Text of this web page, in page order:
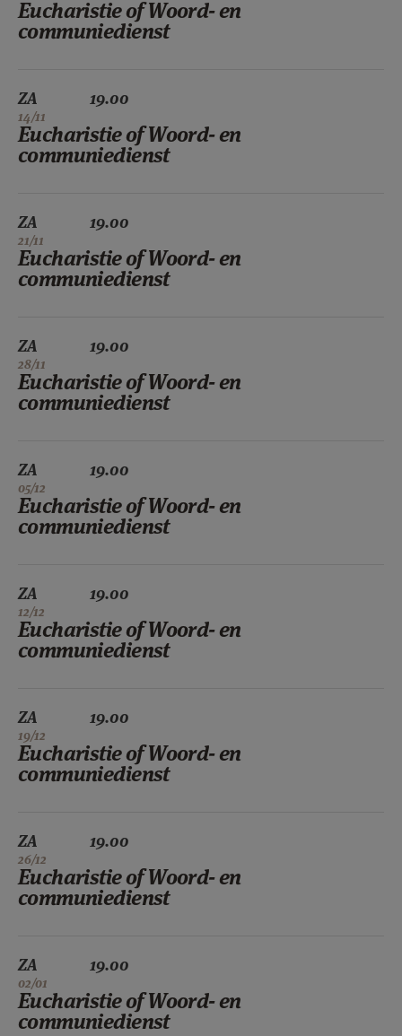
Eucharistie of Woord- en
communiedienst
ZA
14/11
19.00
Eucharistie of Woord- en
communiedienst
ZA
21/11
19.00
Eucharistie of Woord- en
communiedienst
ZA
28/11
19.00
Eucharistie of Woord- en
communiedienst
ZA
05/12
19.00
Eucharistie of Woord- en
communiedienst
ZA
12/12
19.00
Eucharistie of Woord- en
communiedienst
ZA
19/12
19.00
Eucharistie of Woord- en
communiedienst
ZA
26/12
19.00
Eucharistie of Woord- en
communiedienst
ZA
02/01
19.00
Eucharistie of Woord- en
communiedienst